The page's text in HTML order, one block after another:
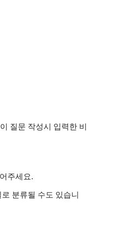
질문 작성시 입력한 비
주세요.
분류될 수도 있습니